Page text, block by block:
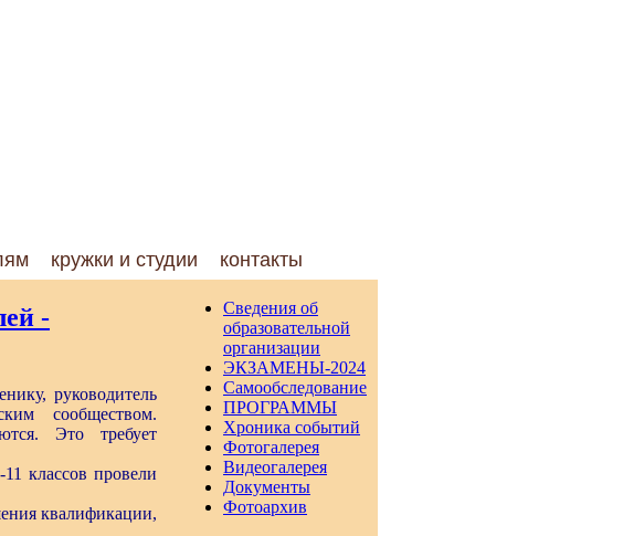
кружки и студии контакты
-
руководитель
сообществом.
Это требует
классов провели
квалификации,
Сведения об
образовательной
организации
ЭКЗАМЕНЫ-2024
Самообследование
ПРОГРАММЫ
Хроника событий
Фотогалерея
Видеогалерея
Документы
Фотоархив